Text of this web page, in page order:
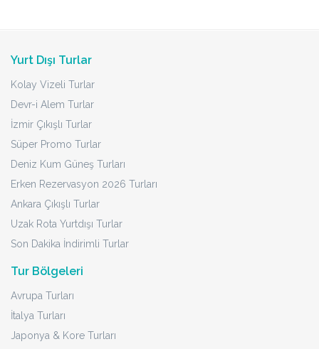
Yurt Dışı Turlar
Kolay Vizeli Turlar
Devr-i Alem Turlar
İzmir Çıkışlı Turlar
Süper Promo Turlar
Deniz Kum Güneş Turları
Erken Rezervasyon 2026 Turları
Ankara Çıkışlı Turlar
Uzak Rota Yurtdışı Turlar
Son Dakika İndirimli Turlar
Tur Bölgeleri
Avrupa Turları
İtalya Turları
Japonya & Kore Turları